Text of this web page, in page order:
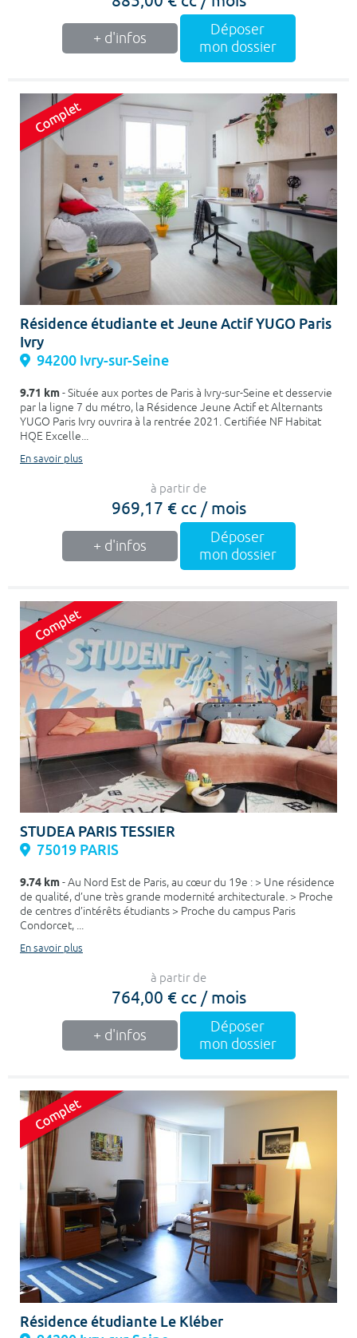
+ d'infos
Déposer
mon dossier
Résidence étudiante et Jeune Actif YUGO Paris
Ivry
94200 Ivry-sur-Seine
9.71 km- Située aux portes de Paris à Ivry-sur-Seine et desservie
par la ligne 7 du métro, la Résidence Jeune Actif et Alternants
YUGO Paris Ivry ouvrira à la rentrée 2021. Certifiée NF Habitat
HQE Excelle...
En savoir plus
à partir de
969,17 € cc / mois
+ d'infos
Déposer
mon dossier
STUDEA PARIS TESSIER
75019 PARIS
9.74 km- Au Nord Est de Paris, au cœur du 19e : > Une résidence
de qualité, d’une très grande modernité architecturale. > Proche
de centres d’intérêts étudiants > Proche du campus Paris
Condorcet, ...
En savoir plus
à partir de
764,00 € cc / mois
+ d'infos
Déposer
mon dossier
Résidence étudiante Le Kléber